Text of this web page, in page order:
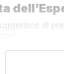
di